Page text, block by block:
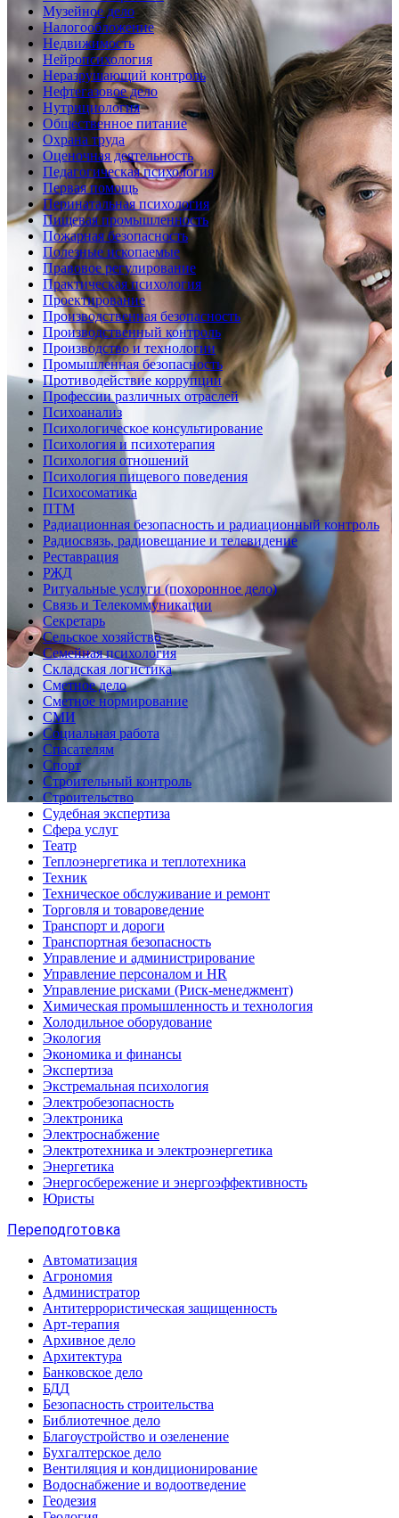
Музейное дело
Налогообложение
Недвижимость
Нейропсихология
Неразрушающий контроль
Нефтегазовое дело
Нутрициология
Общественное питание
Охрана труда
Оценочная деятельность
Педагогическая психология
Первая помощь
Перинатальная психология
Пищевая промышленность
Пожарная безопасность
Полезные ископаемые
Правовое регулирование
Практическая психология
Проектирование
Производственная безопасность
Производственный контроль
Производство и технологии
Промышленная безопасность
Противодействие коррупции
Профессии различных отраслей
Психоанализ
Психологическое консультирование
Психология и психотерапия
Психология отношений
Психология пищевого поведения
Психосоматика
ПТМ
Радиационная безопасность и радиационный контроль
Радиосвязь, радиовещание и телевидение
Реставрация
РЖД
Ритуальные услуги (похоронное дело)
Связь и Телекоммуникации
Секретарь
Сельское хозяйство
Семейная психология
Складская логистика
Сметное дело
Сметное нормирование
СМИ
Социальная работа
Спасателям
Спорт
Строительный контроль
Строительство
Судебная экспертиза
Сфера услуг
Театр
Теплоэнергетика и теплотехника
Техник
Техническое обслуживание и ремонт
Торговля и товароведение
Транспорт и дороги
Транспортная безопасность
Управление и администрирование
Управление персоналом и HR
Управление рисками (Риск-менеджмент)
Химическая промышленность и технология
Холодильное оборудование
Экология
Экономика и финансы
Экспертиза
Экстремальная психология
Электробезопасность
Электроника
Электроснабжение
Электротехника и электроэнергетика
Энергетика
Энергосбережение и энергоэффективность
Юристы
Переподготовка
Автоматизация
Агрономия
Администратор
Антитеррористическая защищенность
Арт-терапия
Архивное дело
Архитектура
Банковское дело
БДД
Безопасность строительства
Библиотечное дело
Благоустройство и озеленение
Бухгалтерское дело
Вентиляция и кондиционирование
Водоснабжение и водоотведение
Геодезия